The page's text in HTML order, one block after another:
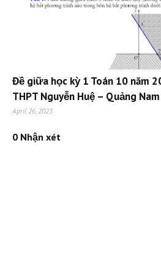
Đề giữa học kỳ 1 Toán 10 năm
THPT Nguyễn Huệ – Quảng Nam
April 26, 2023
0 Nhận xét